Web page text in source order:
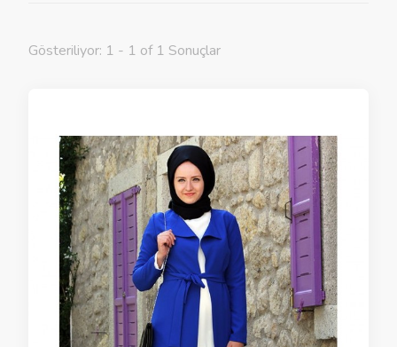
Gösteriliyor: 1 - 1 of 1 Sonuçlar